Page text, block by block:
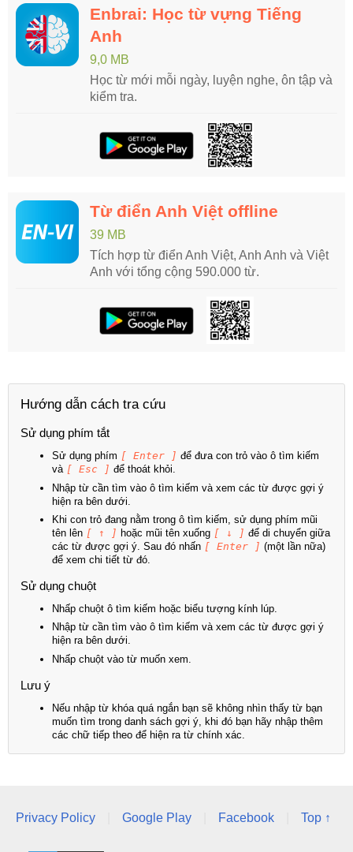
Enbrai: Học từ vựng Tiếng
Anh
9,0 MB
Học từ mới mỗi ngày, luyện nghe, ôn tập và
kiểm tra.
Từ điển Anh Việt offline
39 MB
Tích hợp từ điển Anh Việt, Anh Anh và Việt
Anh với tổng cộng 590.000 từ.
Hướng dẫn cách tra cứu
Sử dụng phím tắt
Sử dụng phím [ Enter ] để đưa con trỏ vào ô tìm kiếm
và [ Esc ] để thoát khỏi.
Nhập từ cần tìm vào ô tìm kiếm và xem các từ được gợi ý
hiện ra bên dưới.
Khi con trỏ đang nằm trong ô tìm kiếm, sử dụng phím mũi
tên lên [ ↑ ] hoặc mũi tên xuống [ ↓ ] để di chuyển giữa
các từ được gợi ý. Sau đó nhấn [ Enter ] (một lần nữa)
để xem chi tiết từ đó.
Sử dụng chuột
Nhấp chuột ô tìm kiếm hoặc biểu tượng kính lúp.
Nhập từ cần tìm vào ô tìm kiếm và xem các từ được gợi ý
hiện ra bên dưới.
Nhấp chuột vào từ muốn xem.
Lưu ý
Nếu nhập từ khóa quá ngắn bạn sẽ không nhìn thấy từ bạn
muốn tìm trong danh sách gợi ý, khi đó bạn hãy nhập thêm
các chữ tiếp theo để hiện ra từ chính xác.
Privacy Policy Google Play Facebook Top ↑